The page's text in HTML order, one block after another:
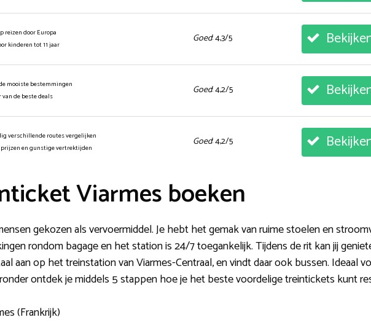
reizen door Europa
kinderen tot 11 jaar
Goed: 4,3/5
mooiste bestemmingen
van de beste deals
Goed: 4,2/5
verschillende routes vergelijken
prijzen en gunstige vertrektijden
Goed: 4,2/5
Viarmes boeken
gekozen als vervoermiddel. Je hebt het gemak van ruime stoelen en
rondom bagage en het station is 24/7 toegankelijk. Tijdens de rit kan jij
aan op het treinstation van Viarmes-Centraal, en vindt daar ook bussen. Ideaal
ontdek je middels 5 stappen hoe je het beste voordelige treintickets kunt
(Frankrijk)